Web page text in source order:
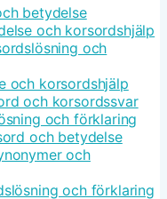
betydelse
och korsordshjälp
och
och korsordshjälp
och korsordssvar
och förklaring
och betydelse
och
och förklaring